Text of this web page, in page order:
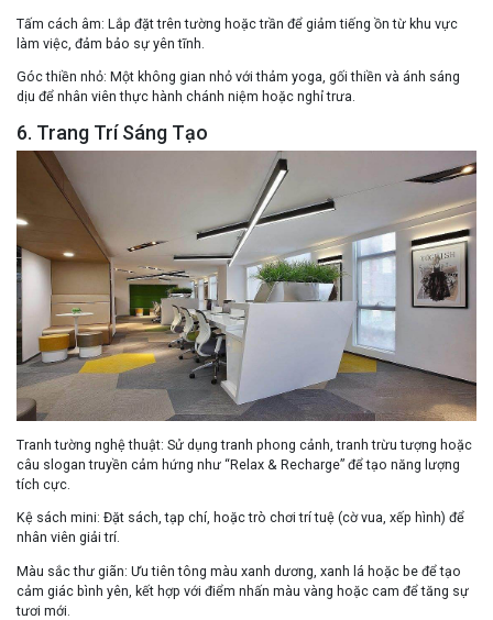
Tấm cách âm: Lắp đặt trên tường hoặc trần để giảm tiếng ồn từ khu vực
làm việc, đảm bảo sự yên tĩnh.
Góc thiền nhỏ: Một không gian nhỏ với thảm yoga, gối thiền và ánh sáng
dịu để nhân viên thực hành chánh niệm hoặc nghỉ trưa.
6. Trang Trí Sáng Tạo
Tranh tường nghệ thuật: Sử dụng tranh phong cảnh, tranh trừu tượng hoặc
câu slogan truyền cảm hứng như “Relax & Recharge” để tạo năng lượng
tích cực.
Kệ sách mini: Đặt sách, tạp chí, hoặc trò chơi trí tuệ (cờ vua, xếp hình) để
nhân viên giải trí.
Màu sắc thư giãn: Ưu tiên tông màu xanh dương, xanh lá hoặc be để tạo
cảm giác bình yên, kết hợp với điểm nhấn màu vàng hoặc cam để tăng sự
tươi mới.